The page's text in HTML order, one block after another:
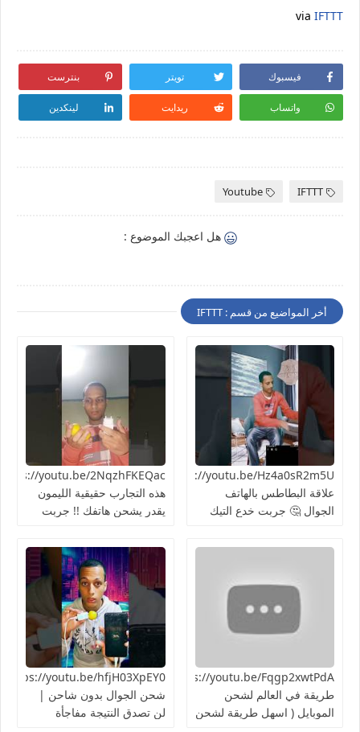
via IFTTT
فيسبوك تويتر بنترست
واتساب ريدايت لينكدين
IFTTT
Youtube
هل اعجبك الموضوع :
أخر المواضيع من قسم : IFTTT
https://youtu.be/Hz4a0sR2m5Uما
علاقة البطاطس بالهاتف
الجوال 🤔 جربت خدع التيك
هذه التجارب حقيقية الليمون
يقدر يشحن هاتفك !! جربت
https://youtu.be/Fqgp2xwtPdAأغرب
طريقة في العالم لشحن
الموبايل ( اسهل طريقة لشحن
شحن الجوال بدون شاحن |
لن تصدق النتيجة مفاجأة